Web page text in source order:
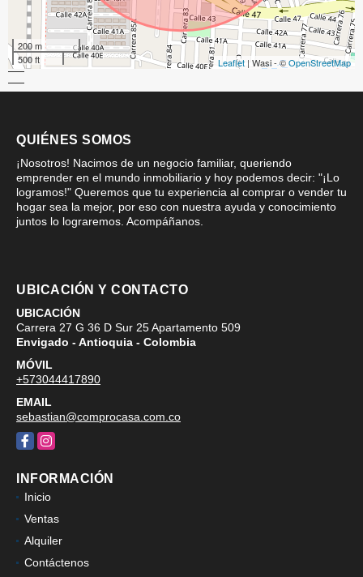
200 m
500 ft
Leaflet | Wasi - ©OpenStreetMap
QUIÉNES SOMOS
¡Nosotros! Nacimos de un negocio familiar, queriendo
emprender en el mundo inmobiliario y hoy podemos decir: "¡Lo
logramos!" Queremos que tu experiencia al comprar o vender tu
hogar sea la mejor, por eso con nuestra ayuda y conocimiento
juntos lo lograremos. Acompáñanos.
UBICACIÓN Y CONTACTO
UBICACIÓN
Carrera 27 G 36 D Sur 25 Apartamento 509
Envigado - Antioquia - Colombia
MÓVIL
+573044417890
EMAIL
sebastian@comprocasa.com.co
FacebookInstagram
INFORMACIÓN
Inicio
Ventas
Alquiler
Contáctenos